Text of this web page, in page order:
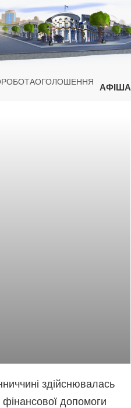
РОБОТАОГОЛОШЕННЯ
АФІША
здійснювалась
допомоги